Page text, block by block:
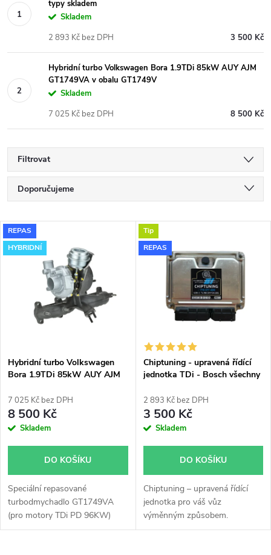
typy skladem
Skladem
3 500 Kč
2 893 Kč bez DPH
Hybridní turbo Volkswagen Bora 1.9TDi 85kW AUY AJM
GT1749VA v obalu GT1749V
Skladem
8 500 Kč
7 025 Kč bez DPH
Filtrovat
Ř
a
z
p
r
o
u
k
Doporučujeme
Nejdražší
Nejprodávanější
Abecedně
V
ý
s
p
r
o
d
u
k
REPAS
HYBRIDNÍ
Hybridní turbo Volkswagen
Bora 1.9TDi 85kW AUY AJM
7 025 Kč bez DPH
8 500 Kč
Skladem
DO KOŠÍKU
Speciální repasované
turbodmychadlo GT1749VA
(pro motory TDi PD 96KW)
instalované v obalu GT1749V
Tip
REPAS
Chiptuning - upravená řídící
jednotka TDi - Bosch všechny
2 893 Kč bez DPH
3 500 Kč
Skladem
DO KOŠÍKU
Chiptuning – upravená řídící
jednotka pro váš vůz
výměnným způsobem.